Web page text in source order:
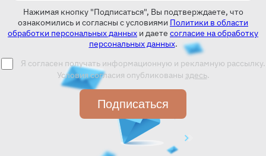
Нажимая кнопку "Подписаться", Вы подтверждаете, что
ознакомились и согласны с условиями Политики в области
обработки персональных данных и даете согласие на обработку
персональных данных.
Я согласен получать информационную и рекламную рассылку.
Условия согласия опубликованы здесь.
Подписаться